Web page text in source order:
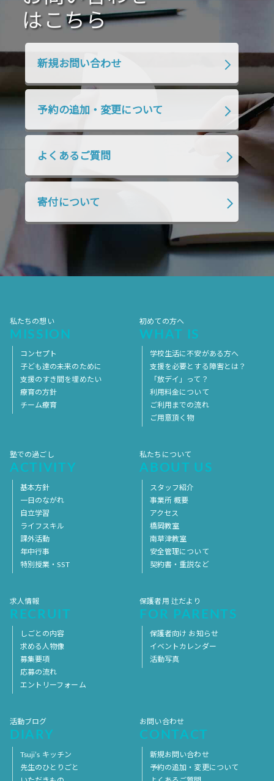
2020年4月 2020年3月 2020年2月
2019年10月 2019年9月
2019年4月
2018年7月 2018年6月
2018年4月 2018年3月 2018年2月
2018年1月 2017年12月
2017年10月 2017年9月 2017年8月
2017年5月
2017年4月
はこちら
新規お問い合わせ
予約の追加・変更について
よくあるご質問
寄付について
私たちの想い
MISSION
コンセプト
子ども達の未来のために
支援のすき間を埋めたい
療育の方針
チーム療育
初めての方へ
WHAT IS
学校生活に不安がある方へ
支援を必要とする障害とは？
「放デイ」って？
利用料金について
ご利用までの流れ
ご用意頂く物
塾での過ごし
ACTIVITY
基本方針
一日のながれ
自立学習
ライフスキル
課外活動
年中行事
特別授業・SST
私たちについて
ABOUT US
スタッフ紹介
事業所 概要
アクセス
橋岡教室
南草津教室
安全管理について
契約書・重説など
求人情報
RECRUIT
しごとの内容
求める人物像
募集要項
応募の流れ
エントリーフォーム
保護者用 辻だより
FOR PARENTS
保護者向け お知らせ
イベントカレンダー
活動写真
活動ブログ
DIARY
Tsuji’s キッチン
先生のひとりごと
お問い合わせ
CONTACT
新規お問い合わせ
予約の追加・変更について